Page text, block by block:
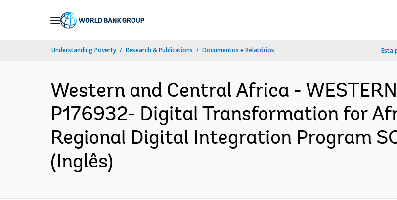
Understanding Poverty Research & Publications Documentos e Relatórios Esta
Western and Central Africa -
P176932- Digital Transformation for
Regional Digital Integration Program
(Inglês)